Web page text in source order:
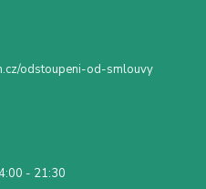
odstoupeni-od-smlouvy
- 21:30